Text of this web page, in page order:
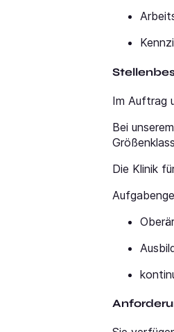
Im Auftrag
Bei
Die Klinik